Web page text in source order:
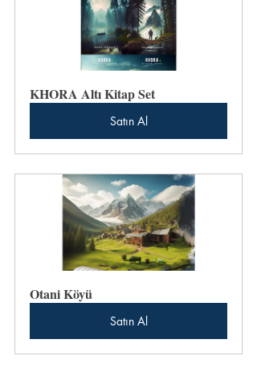
KHORA Altı Kitap Set
Satın Al
Otani Köyü
Satın Al